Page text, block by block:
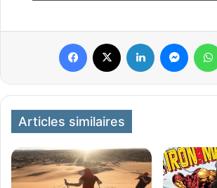
Articles similaires